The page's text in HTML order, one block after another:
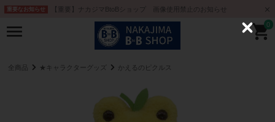
重要なお知らせ 【重要】ナカジマBtoBショップ 画像使用禁止のお知らせ
0
全商品 ★キャラクターグッズ かえるのピクルス
C